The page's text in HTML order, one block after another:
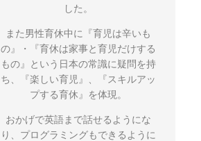
した。
また男性育休中に『育児は辛いも
の』・『育休は家事と育児だけする
もの』という日本の常識に疑問を持
ち、『楽しい育児』、『スキルアッ
プする育休』を体現。
おかげで英語まで話せるようにな
り、プログラミングもできるように